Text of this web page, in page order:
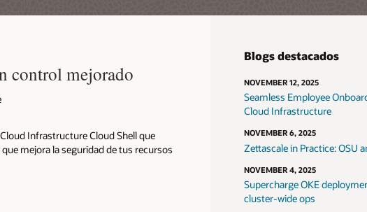
control mejorado
Infrastructure Cloud Shell que
mejora la seguridad de tus recursos
Blogs destacados
NOVEMBER 12, 2025
Seamless Employee
Cloud Infrastructure
NOVEMBER 6, 2025
Zettascale in Practice: OSU
NOVEMBER 4, 2025
Supercharge OKE
cluster-wide ops